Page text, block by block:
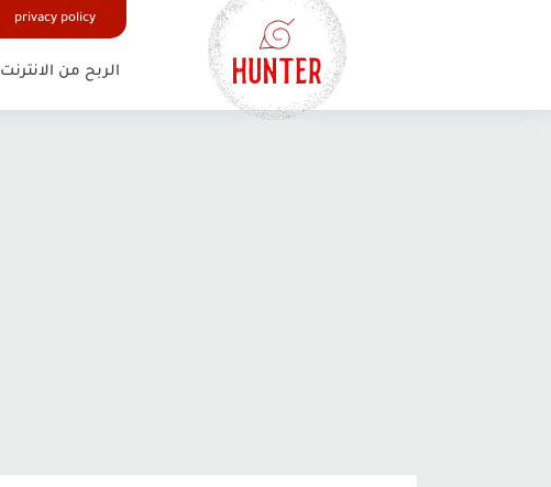
google.com, pub-6627165785680337, DIRECT, f08c47fec0942fa0
privacy policy
الربح من الانترنت